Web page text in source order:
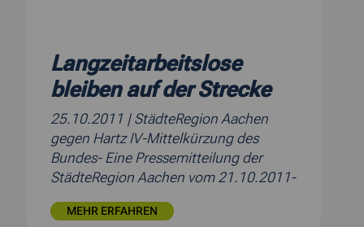
Langzeitarbeitslose
bleiben auf der Strecke
25.10.2011 | StädteRegion Aachen
gegen Hartz IV-Mittelkürzung des
Bundes- Eine Pressemitteilung der
StädteRegion Aachen vom 21.10.2011-
MEHR ERFAHREN